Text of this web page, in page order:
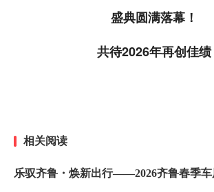
盛典圆满落幕！
共待2026年再创佳绩
相关阅读
乐驭齐鲁・焕新出行——2026齐鲁春季车